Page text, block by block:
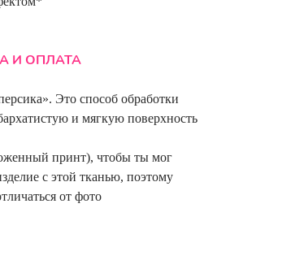
И ОПЛАТА
Это способ обработки
и мягкую поверхность
принт), чтобы ты мог
с этой тканью, поэтому
от фото